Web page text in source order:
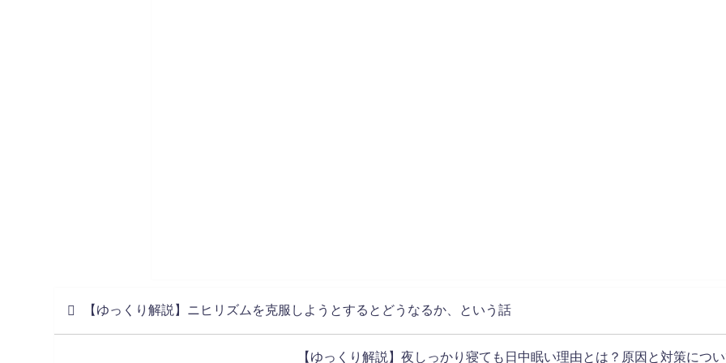
【ゆっくり解説】ニヒリズムを克服しようとするとどうなるか、という話
【ゆっくり解説】夜しっかり寝ても日中眠い理由とは？原因と対策につ